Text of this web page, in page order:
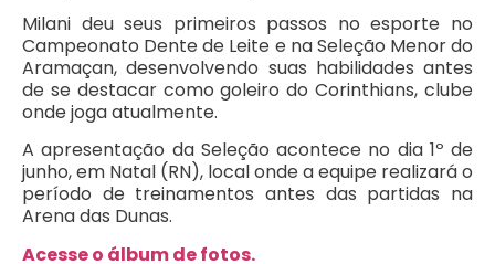
Milani deu seus primeiros passos no esporte no
Campeonato Dente de Leite e na Seleção Menor do
Aramaçan, desenvolvendo suas habilidades antes
de se destacar como goleiro do Corinthians, clube
onde joga atualmente.
A apresentação da Seleção acontece no dia 1º de
junho, em Natal (RN), local onde a equipe realizará o
período de treinamentos antes das partidas na
Arena das Dunas.
Acesse o álbum de fotos.